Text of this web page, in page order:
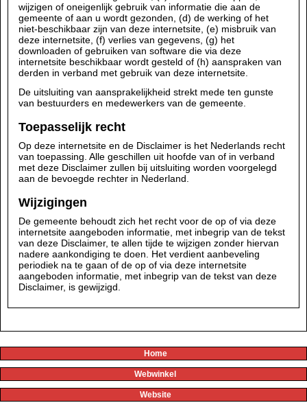
wijzigen of oneigenlijk gebruik van informatie die aan de
gemeente of aan u wordt gezonden, (d) de werking of het
niet-beschikbaar zijn van deze internetsite, (e) misbruik van
deze internetsite, (f) verlies van gegevens, (g) het
downloaden of gebruiken van software die via deze
internetsite beschikbaar wordt gesteld of (h) aanspraken van
derden in verband met gebruik van deze internetsite.
De uitsluiting van aansprakelijkheid strekt mede ten gunste
van bestuurders en medewerkers van de gemeente.
Toepasselijk recht
Op deze internetsite en de Disclaimer is het Nederlands recht
van toepassing. Alle geschillen uit hoofde van of in verband
met deze Disclaimer zullen bij uitsluiting worden voorgelegd
aan de bevoegde rechter in Nederland.
Wijzigingen
De gemeente behoudt zich het recht voor de op of via deze
internetsite aangeboden informatie, met inbegrip van de tekst
van deze Disclaimer, te allen tijde te wijzigen zonder hiervan
nadere aankondiging te doen. Het verdient aanbeveling
periodiek na te gaan of de op of via deze internetsite
aangeboden informatie, met inbegrip van de tekst van deze
Disclaimer, is gewijzigd.
Home
Webwinkel
Website